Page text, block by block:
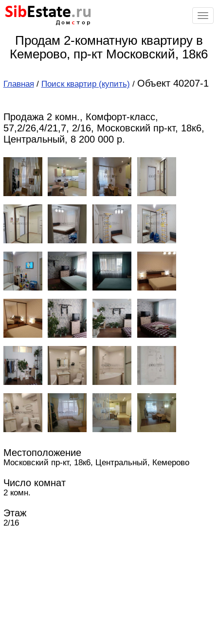
SibEstate.ru
стор
Продам 2-комнатную квартиру в
Кемерово, пр-кт Московский, 18к6
Главная / Поиск квартир (купить) / Объект 40207-1
Продажа 2 комн., Комфорт-класс,
57,2/26,4/21,7, 2/16, Московский пр-кт, 18к6,
Центральный, 8 200 000 р.
Местоположение
Московский пр-кт, 18к6, Центральный, Кемерово
Число комнат
2 комн.
Этаж
2/16